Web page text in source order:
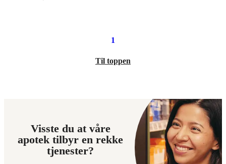
1
Til toppen
Visste du at våre
apotek tilbyr en rekke
tjenester?